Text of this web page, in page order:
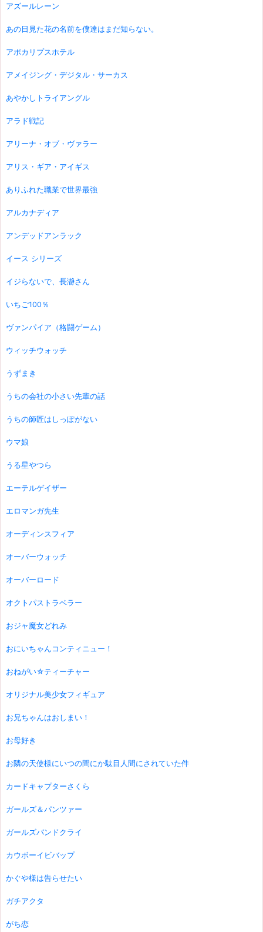
アズールレーン
あの日見た花の名前を僕達はまだ知らない。
アポカリプスホテル
アメイジング・デジタル・サーカス
あやかしトライアングル
アラド戦記
アリーナ・オブ・ヴァラー
アリス・ギア・アイギス
ありふれた職業で世界最強
アルカナディア
アンデッドアンラック
イース シリーズ
イジらないで、長瀞さん
いちご100％
ヴァンパイア（格闘ゲーム）
ウィッチウォッチ
うずまき
うちの会社の小さい先輩の話
うちの師匠はしっぽがない
ウマ娘
うる星やつら
エーテルゲイザー
エロマンガ先生
オーディンスフィア
オーバーウォッチ
オーバーロード
オクトパストラベラー
おジャ魔女どれみ
おにいちゃんコンティニュー！
おねがい☆ティーチャー
オリジナル美少女フィギュア
お兄ちゃんはおしまい！
お母好き
お隣の天使様にいつの間にか駄目人間にされていた件
カードキャプターさくら
ガールズ＆パンツァー
ガールズバンドクライ
カウボーイビバップ
かぐや様は告らせたい
ガチアクタ
がち恋